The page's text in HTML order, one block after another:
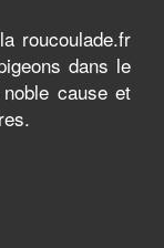
roucoulade.fr
dans le
cause et